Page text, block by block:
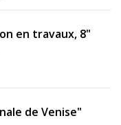
en travaux, 8"
de Venise"